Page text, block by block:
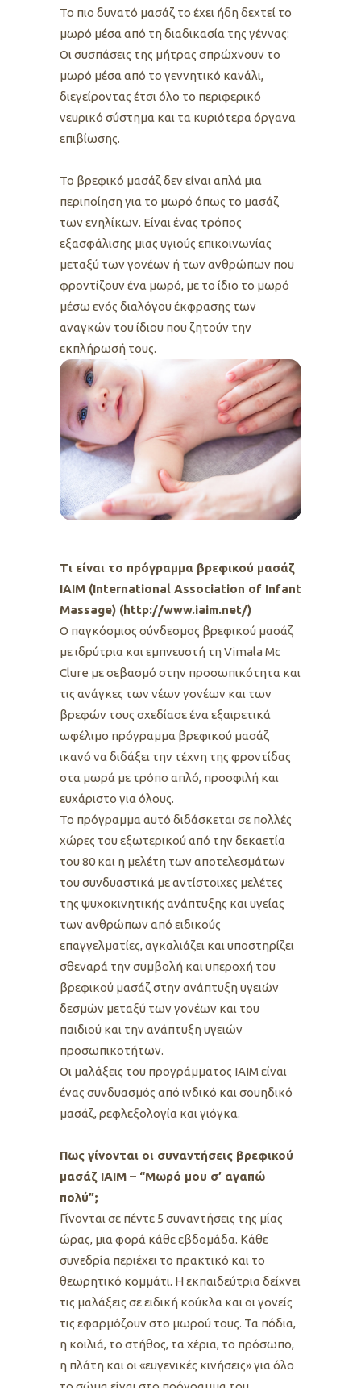
Το πιο δυνατό μασάζ το έχει ήδη δεχτεί το
μωρό μέσα από τη διαδικασία της γέννας:
Οι συσπάσεις της μήτρας σπρώχνουν το
μωρό μέσα από το γεννητικό κανάλι,
διεγείροντας έτσι όλο το περιφερικό
νευρικό σύστημα και τα κυριότερα όργανα
επιβίωσης.
Το βρεφικό μασάζ δεν είναι απλά μια
περιποίηση για το μωρό όπως το μασάζ
των ενηλίκων. Είναι ένας τρόπος
εξασφάλισης μιας υγιούς επικοινωνίας
μεταξύ των γονέων ή των ανθρώπων που
φροντίζουν ένα μωρό, με το ίδιο το μωρό
μέσω ενός διαλόγου έκφρασης των
αναγκών του ίδιου που ζητούν την
εκπλήρωσή τους.
Τι είναι το πρόγραμμα βρεφικού μασάζ
IAIM (International Association of Infant
Massage) (http://www.iaim.net/)
Ο παγκόσμιος σύνδεσμος βρεφικού μασάζ
με ιδρύτρια και εμπνευστή τη Vimala Mc
Clure με σεβασμό στην προσωπικότητα και
τις ανάγκες των νέων γονέων και των
βρεφών τους σχεδίασε ένα εξαιρετικά
ωφέλιμο πρόγραμμα βρεφικού μασάζ
ικανό να διδάξει την τέχνη της φροντίδας
στα μωρά με τρόπο απλό, προσφιλή και
ευχάριστο για όλους.
Το πρόγραμμα αυτό διδάσκεται σε πολλές
χώρες του εξωτερικού από την δεκαετία
του 80 και η μελέτη των αποτελεσμάτων
του συνδυαστικά με αντίστοιχες μελέτες
της ψυχοκινητικής ανάπτυξης και υγείας
των ανθρώπων από ειδικούς
επαγγελματίες, αγκαλιάζει και υποστηρίζει
σθεναρά την συμβολή και υπεροχή του
βρεφικού μασάζ στην ανάπτυξη υγειών
δεσμών μεταξύ των γονέων και του
παιδιού και την ανάπτυξη υγειών
προσωπικοτήτων.
Οι μαλάξεις του προγράμματος ΙΑΙΜ είναι
ένας συνδυασμός από ινδικό και σουηδικό
μασάζ, ρεφλεξολογία και γιόγκα.
Πως γίνονται οι συναντήσεις βρεφικού
μασάζ ΙΑΙΜ – “Μωρό μου σ’ αγαπώ
πολύ”;
Γίνονται σε πέντε 5 συναντήσεις της μίας
ώρας, μια φορά κάθε εβδομάδα. Κάθε
συνεδρία περιέχει το πρακτικό και το
θεωρητικό κομμάτι. Η εκπαιδεύτρια δείχνει
τις μαλάξεις σε ειδική κούκλα και οι γονείς
τις εφαρμόζουν στο μωρού τους. Τα πόδια,
η κοιλιά, το στήθος, τα χέρια, το πρόσωπο,
η πλάτη και οι «ευγενικές κινήσεις» για όλο